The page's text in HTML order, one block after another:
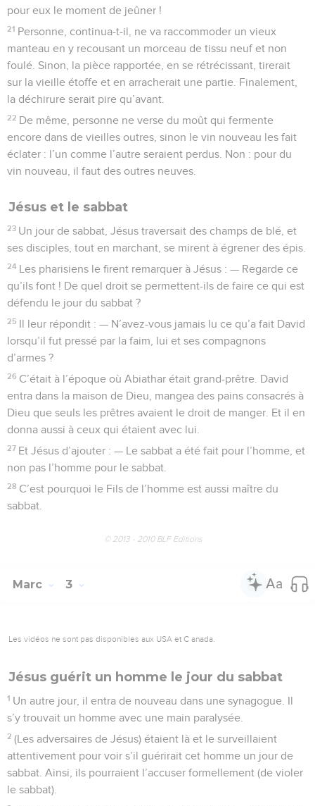
pour eux le moment de jeûner !
21 Personne, continua-t-il, ne va raccommoder un vieux
manteau en y recousant un morceau de tissu neuf et non
foulé. Sinon, la pièce rapportée, en se rétrécissant, tirerait
sur la vieille étoffe et en arracherait une partie. Finalement,
la déchirure serait pire qu’avant.
22 De même, personne ne verse du moût qui fermente
encore dans de vieilles outres, sinon le vin nouveau les fait
éclater : l’un comme l’autre seraient perdus. Non : pour du
vin nouveau, il faut des outres neuves.
Jésus et le sabbat
23 Un jour de sabbat, Jésus traversait des champs de blé, et
ses disciples, tout en marchant, se mirent à égrener des épis.
24 Les pharisiens le firent remarquer à Jésus : — Regarde ce
qu’ils font ! De quel droit se permettent-ils de faire ce qui est
défendu le jour du sabbat ?
25 Il leur répondit : — N’avez-vous jamais lu ce qu’a fait David
lorsqu’il fut pressé par la faim, lui et ses compagnons
d’armes ?
26 C’était à l’époque où Abiathar était grand-prêtre. David
entra dans la maison de Dieu, mangea des pains consacrés à
Dieu que seuls les prêtres avaient le droit de manger. Et il en
donna aussi à ceux qui étaient avec lui.
27 Et Jésus d’ajouter : — Le sabbat a été fait pour l’homme, et
non pas l’homme pour le sabbat.
28 C’est pourquoi le Fils de l’homme est aussi maître du
sabbat.
© 2013 - 2010 BLF Editions
Marc 3
Les vidéos ne sont pas disponibles aux USA et C anada.
Jésus guérit un homme le jour du sabbat
1 Un autre jour, il entra de nouveau dans une synagogue. Il
s’y trouvait un homme avec une main paralysée.
2 (Les adversaires de Jésus) étaient là et le surveillaient
attentivement pour voir s’il guérirait cet homme un jour de
sabbat. Ainsi, ils pourraient l’accuser formellement (de violer
le sabbat).